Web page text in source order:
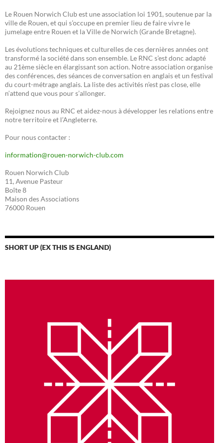
Le Rouen Norwich Club est une association loi 1901, soutenue par la
ville de Rouen, et qui s’occupe en premier lieu de faire vivre le
jumelage entre Rouen et la Ville de Norwich (Grande Bretagne).
Les évolutions techniques et culturelles de ces dernières années ont
transformé la société dans son ensemble. Le RNC s’est donc adapté
au 21ème siècle en élargissant son action. Notre association organise
des conférences, des séances de conversation en anglais et un festival
du court-métrage anglais. La liste des activités n’est pas close, elle
n’attend que vous pour s’allonger.
Rejoignez nous au RNC et aidez-nous à développer les relations entre
notre territoire et l’Angleterre.
Pour nous contacter :
information@rouen-norwich-club.com
Rouen Norwich Club
11, Avenue Pasteur
Boîte 8
Maison des Associations
76000 Rouen
SHORT UP (EX THIS IS ENGLAND)